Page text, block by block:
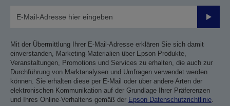
Mit der Übermittlung Ihrer E-Mail-Adresse erklären Sie sich damit
einverstanden, Marketing-Materialien über Epson Produkte,
Veranstaltungen, Promotions und Services zu erhalten, die auch zur
Durchführung von Marktanalysen und Umfragen verwendet werden
können. Sie erhalten diese per E-Mail oder über andere Arten der
elektronischen Kommunikation auf der Grundlage Ihrer Präferenzen
und Ihres Online-Verhaltens gemäß der Epson Datenschutzrichtlinie.